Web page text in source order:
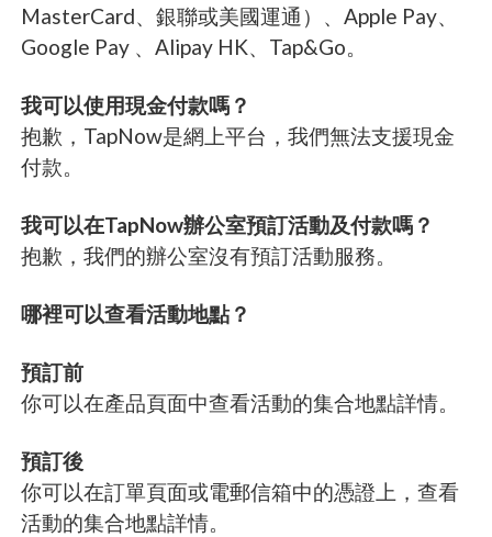
MasterCard、銀聯或美國運通）、Apple Pay、
Google Pay 、Alipay HK、Tap&Go。
我可以使用現金付款嗎？
抱歉，TapNow是網上平台，我們無法支援現金
付款。
我可以在TapNow辦公室預訂活動及付款嗎？
抱歉，我們的辦公室沒有預訂活動服務。
哪裡可以查看活動地點？
預訂前
你可以在產品頁面中查看活動的集合地點詳情。
預訂後
你可以在訂單頁面或電郵信箱中的憑證上，查看
活動的集合地點詳情。